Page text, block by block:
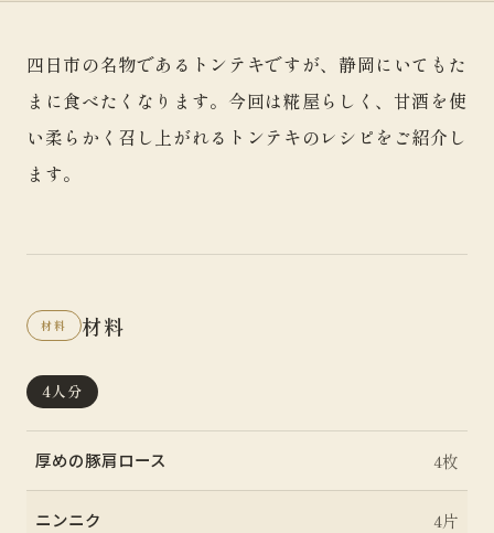
四日市の名物であるトンテキですが、静岡にいてもた
まに食べたくなります。今回は糀屋らしく、甘酒を使
い柔らかく召し上がれるトンテキのレシピをご紹介し
ます。
材料 材料
4人分
厚めの豚肩ロース 4枚
ニンニク 4片